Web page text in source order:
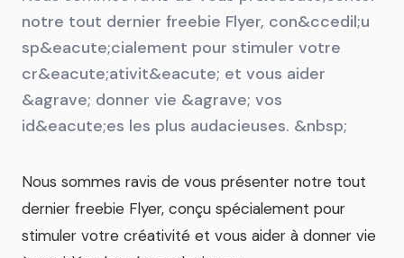
notre tout dernier freebie Flyer, con&ccedil;u
sp&eacute;cialement pour stimuler votre
cr&eacute;ativit&eacute; et vous aider
&agrave; donner vie &agrave; vos
id&eacute;es les plus audacieuses. &nbsp;
Nous sommes ravis de vous présenter notre tout
dernier freebie Flyer, conçu spécialement pour
stimuler votre créativité et vous aider à donner vie